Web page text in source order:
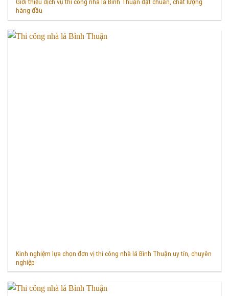
hàng đầu
Kinh nghiệm lựa chọn đơn vị thi công nhà lá Bình Thuận uy tín, chuyên
nghiệp